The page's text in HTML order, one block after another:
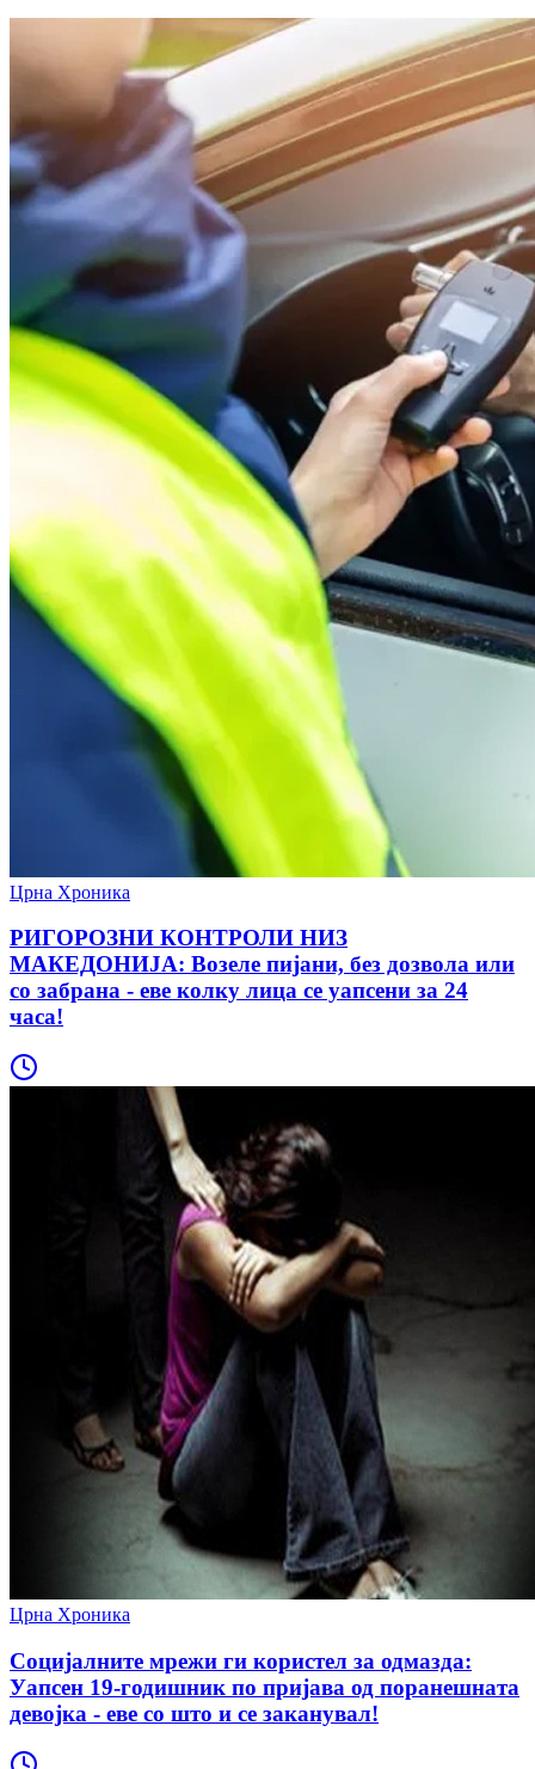
Црна Хроника
РИГОРОЗНИ КОНТРОЛИ НИЗ
МАКЕДОНИЈА: Возеле пијани, без дозвола или
со забрана - еве колку лица се уапсени за 24
часа!
Црна Хроника
Социјалните мрежи ги користел за одмазда:
Уапсен 19-годишник по пријава од поранешната
девојка - еве со што и се заканувал!